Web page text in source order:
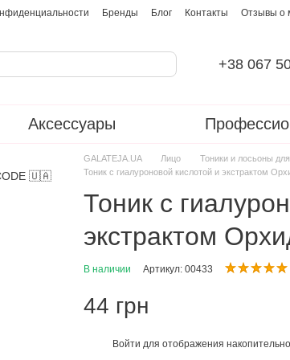
Бренды Блог Контакты Отзывы о
+38 067
Аксессуары
GALATEJA.UA Лицо
Тоники и лосьоны
Тоник с гиалуроновой кислотой и экстрактом
Тоник с
экстрактом
В наличии Артикул: 00433
44 грн
Войти для отображения